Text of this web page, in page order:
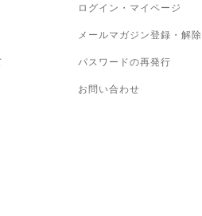
ログイン・マイページ
メールマガジン登録・解除
パスワードの再発行
お問い合わせ